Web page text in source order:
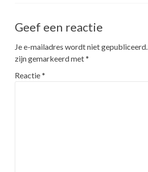
Geef een reactie
Je e-mailadres wordt niet gepubliceerd.
zijn gemarkeerd met*
Reactie*